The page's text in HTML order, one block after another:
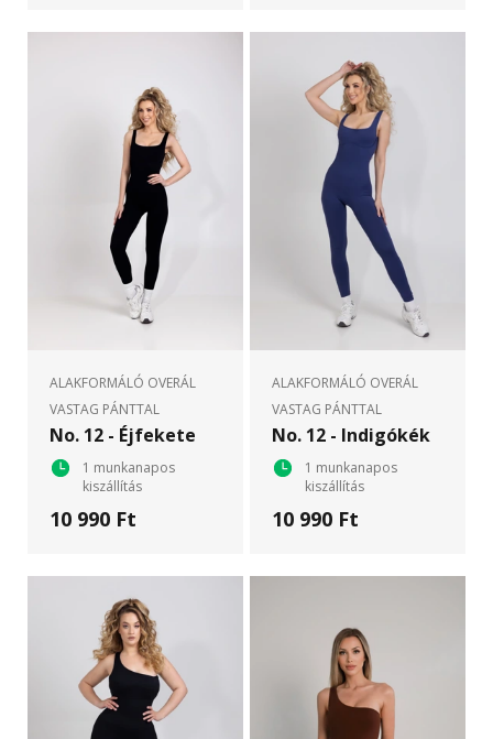
ALAKFORMÁLÓ OVERÁL
VASTAG PÁNTTAL
No. 12 - Éjfekete
1 munkanapos
kiszállítás
10 990 Ft
ALAKFORMÁLÓ OVERÁL
VASTAG PÁNTTAL
No. 12 - Indigókék
1 munkanapos
kiszállítás
10 990 Ft